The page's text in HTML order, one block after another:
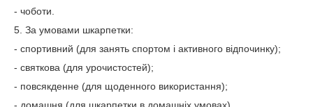
- чоботи.
5. За умовами шкарпетки:
- спортивний (для занять спортом і активного відпочинку);
- святкова (для урочистостей);
- повсякденне (для щоденного використання);